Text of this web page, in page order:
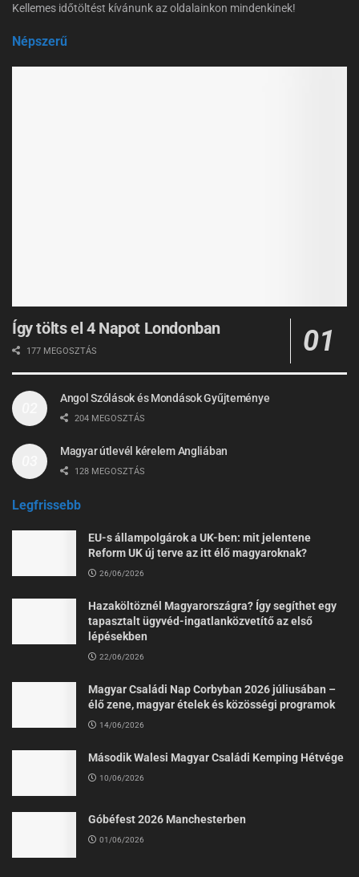
Kellemes időtöltést kívánunk az oldalainkon mindenkinek!
Népszerű
Így tölts el 4 Napot Londonban
177 MEGOSZTÁS
Angol Szólások és Mondások Gyűjteménye
204 MEGOSZTÁS
Magyar útlevél kérelem Angliában
128 MEGOSZTÁS
Legfrissebb
EU-s állampolgárok a UK-ben: mit jelentene
Reform UK új terve az itt élő magyaroknak?
26/06/2026
Hazaköltöznél Magyarországra? Így segíthet egy
tapasztalt ügyvéd-ingatlanközvetítő az első
lépésekben
22/06/2026
Magyar Családi Nap Corbyban 2026 júliusában –
élő zene, magyar ételek és közösségi programok
14/06/2026
Második Walesi Magyar Családi Kemping Hétvége
10/06/2026
Góbéfest 2026 Manchesterben
01/06/2026